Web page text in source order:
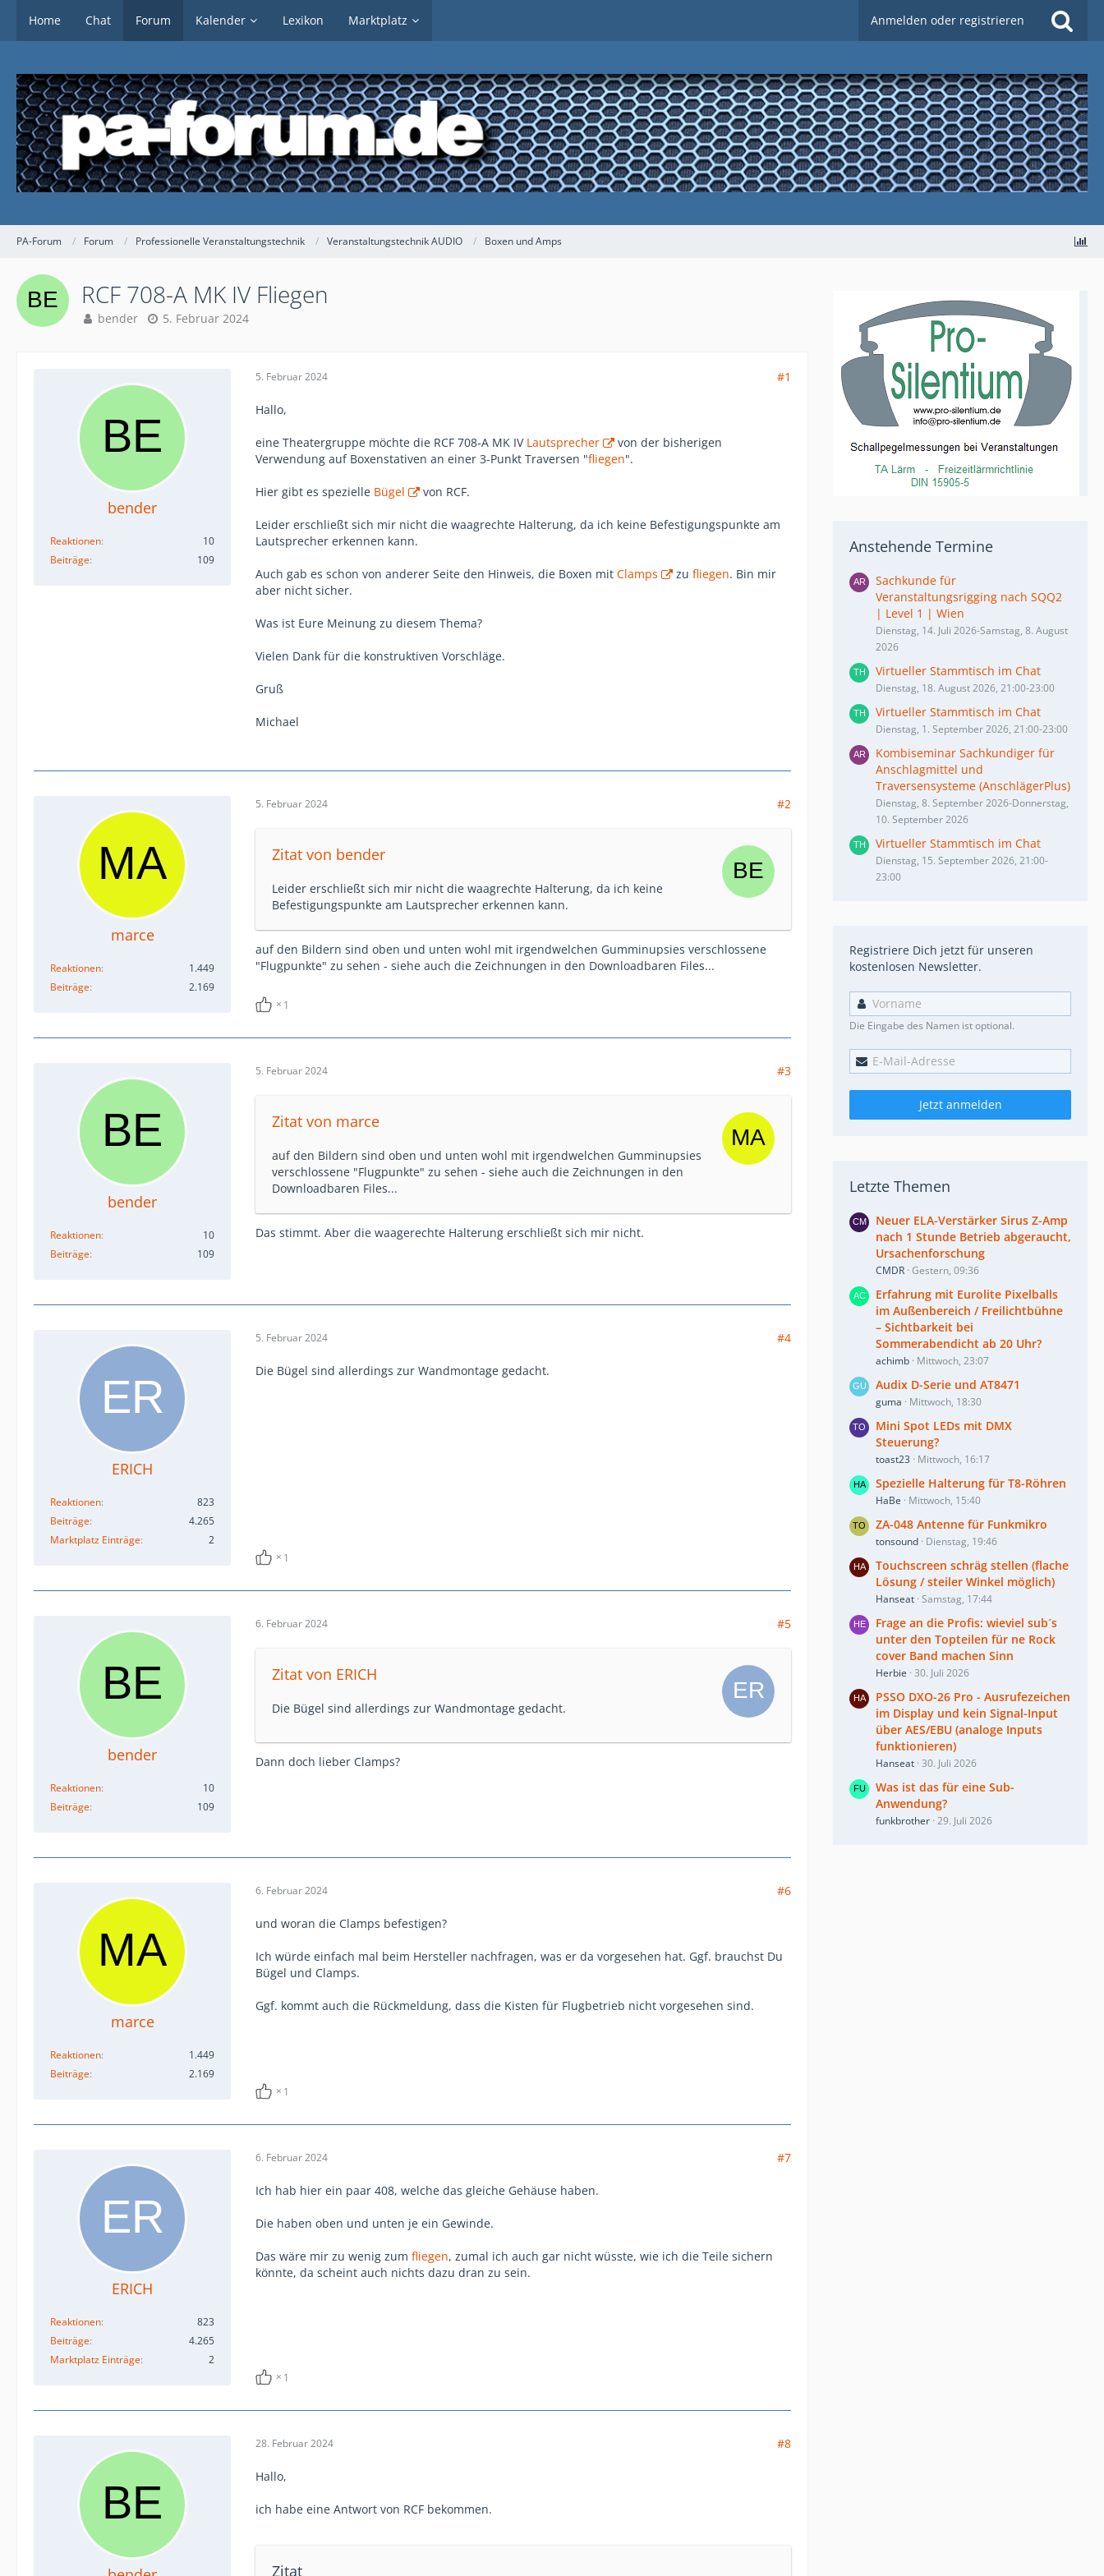
Home Chat Forum Kalender Lexikon Marktplatz Anmelden oder registrieren
PA-Forum Forum Professionelle Veranstaltungstechnik Veranstaltungstechnik AUDIO Boxen und Amps
RCF 708-A MK IV Fliegen
bender 5. Februar 2024
bender
Reaktionen
10
Beiträge
109
5. Februar 2024 #1
Hallo,
eine Theatergruppe möchte die RCF 708-A MK IV Lautsprecher
von der bisherigen
Verwendung auf Boxenstativen an einer 3-Punkt Traversen "fliegen".
Hier gibt es spezielle Bügel von RCF.
Leider erschließt sich mir nicht die waagrechte Halterung, da ich keine Befestigungspunkte am
Lautsprecher erkennen kann.
Auch gab es schon von anderer Seite den Hinweis, die Boxen mit Clamps zu fliegen. Bin mir
aber nicht sicher.
Was ist Eure Meinung zu diesem Thema?
Vielen Dank für die konstruktiven Vorschläge.
Gruß
Michael
marce
Reaktionen
1.449
Beiträge
2.169
5. Februar 2024 #2
Zitat von bender
Leider erschließt sich mir nicht die waagrechte Halterung, da ich keine
Befestigungspunkte am Lautsprecher erkennen kann.
auf den Bildern sind oben und unten wohl mit irgendwelchen Gumminupsies verschlossene
"Flugpunkte" zu sehen - siehe auch die Zeichnungen in den Downloadbaren Files...
1
bender
Reaktionen
10
Beiträge
109
5. Februar 2024 #3
Zitat von marce
auf den Bildern sind oben und unten wohl mit irgendwelchen Gumminupsies
verschlossene "Flugpunkte" zu sehen - siehe auch die Zeichnungen in den
Downloadbaren Files...
Das stimmt. Aber die waagerechte Halterung erschließt sich mir nicht.
ERICH
Reaktionen
823
Beiträge
4.265
Marktplatz Einträge
2
5. Februar 2024 #4
Die Bügel sind allerdings zur Wandmontage gedacht.
1
bender
Reaktionen
10
Beiträge
109
6. Februar 2024 #5
Zitat von ERICH
Die Bügel sind allerdings zur Wandmontage gedacht.
Dann doch lieber Clamps?
marce
Reaktionen
1.449
Beiträge
2.169
6. Februar 2024 #6
und woran die Clamps befestigen?
Ich würde einfach mal beim Hersteller nachfragen, was er da vorgesehen hat. Ggf. brauchst Du
Bügel und Clamps.
Ggf. kommt auch die Rückmeldung, dass die Kisten für Flugbetrieb nicht vorgesehen sind.
1
ERICH
Reaktionen
823
Beiträge
4.265
Marktplatz Einträge
2
6. Februar 2024 #7
Ich hab hier ein paar 408, welche das gleiche Gehäuse haben.
Die haben oben und unten je ein Gewinde.
Das wäre mir zu wenig zum fliegen, zumal ich auch gar nicht wüsste, wie ich die Teile sichern
könnte, da scheint auch nichts dazu dran zu sein.
1
28. Februar 2024 #8
Hallo,
ich habe eine Antwort von RCF bekommen.
Zitat
Anstehende Termine
Sachkunde für
Veranstaltungsrigging nach SQQ2
| Level 1 | Wien
Dienstag, 14. Juli 2026-Samstag, 8. August
2026
Virtueller Stammtisch im Chat
Dienstag, 18. August 2026, 21:00-23:00
Virtueller Stammtisch im Chat
Dienstag, 1. September 2026, 21:00-23:00
Kombiseminar Sachkundiger für
Anschlagmittel und
Traversensysteme (AnschlägerPlus)
Dienstag, 8. September 2026-Donnerstag,
10. September 2026
Virtueller Stammtisch im Chat
Dienstag, 15. September 2026, 21:00-
23:00
Registriere Dich jetzt für unseren
kostenlosen Newsletter.
Die Eingabe des Namen ist optional.
Jetzt anmelden
Letzte Themen
Neuer ELA-Verstärker Sirus Z-Amp
nach 1 Stunde Betrieb abgeraucht,
Ursachenforschung
CMDR Gestern, 09:36
Erfahrung mit Eurolite Pixelballs
im Außenbereich / Freilichtbühne
– Sichtbarkeit bei
Sommerabendicht ab 20 Uhr?
achimb Mittwoch, 23:07
Audix D-Serie und AT8471
guma Mittwoch, 18:30
Mini Spot LEDs mit DMX
Steuerung?
toast23 Mittwoch, 16:17
Spezielle Halterung für T8-Röhren
HaBe Mittwoch, 15:40
ZA-048 Antenne für Funkmikro
tonsound Dienstag, 19:46
Touchscreen schräg stellen (flache
Lösung / steiler Winkel möglich)
Hanseat Samstag, 17:44
Frage an die Profis: wieviel sub´s
unter den Topteilen für ne Rock
cover Band machen Sinn
Herbie 30. Juli 2026
PSSO DXO-26 Pro - Ausrufezeichen
im Display und kein Signal-Input
über AES/EBU (analoge Inputs
funktionieren)
Hanseat 30. Juli 2026
Was ist das für eine Sub-
Anwendung?
funkbrother 29. Juli 2026